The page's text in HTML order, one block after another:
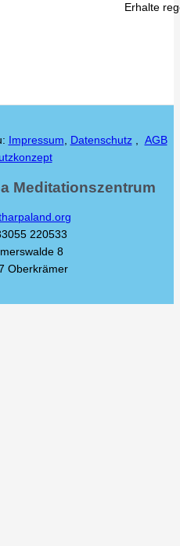
Erhalte
Impressum, Datenschutz, AGB
Meditationszentrum
220533
8
Oberkrämer